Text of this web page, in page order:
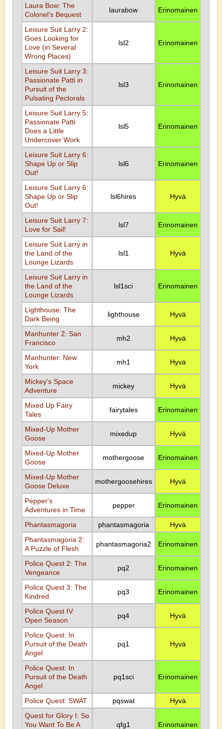
Laura Bow: The
Colonel's Bequest
laurabow Erinomainen
Leisure Suit Larry 2:
Goes Looking for
Love (in Several
Wrong Places)
lsl2 Erinomainen
Leisure Suit Larry 3:
Passionate Patti in
Pursuit of the
Pulsating Pectorals
lsl3 Erinomainen
Leisure Suit Larry 5:
Passionate Patti
Does a Little
Undercover Work
lsl5 Erinomainen
Leisure Suit Larry 6:
Shape Up or Slip
Out!
lsl6 Erinomainen
Leisure Suit Larry 6:
Shape Up or Slip
Out!
lsl6hires Hyvä
Leisure Suit Larry 7:
Love for Sail!
lsl7 Erinomainen
Leisure Suit Larry in
the Land of the
Lounge Lizards
lsl1 Hyvä
Leisure Suit Larry in
the Land of the
Lounge Lizards
lsl1sci Erinomainen
Lighthouse: The
Dark Being
lighthouse Hyvä
Manhunter 2: San
Francisco
mh2 Hyvä
Manhunter: New
York
mh1 Hyvä
Mickey's Space
Adventure
mickey Hyvä
Mixed Up Fairy
Tales
fairytales Erinomainen
Mixed-Up Mother
Goose
mixedup Hyvä
Mixed-Up Mother
Goose
mothergoose Erinomainen
Mixed-Up Mother
Goose Deluxe
mothergoosehires Hyvä
Pepper's
Adventures in Time
pepper Erinomainen
Phantasmagoria phantasmagoria
Hyvä
Phantasmagoria 2:
A Puzzle of Flesh
phantasmagoria2 Erinomainen
Police Quest 2: The
Vengeance
pq2 Erinomainen
Police Quest 3: The
Kindred
pq3 Erinomainen
Police Quest IV:
Open Season
pq4 Hyvä
Police Quest: In
Pursuit of the Death
Angel
pq1 Hyvä
Police Quest: In
Pursuit of the Death
Angel
pq1sci Erinomainen
Police Quest: SWAT pqswat
Hyvä
Quest for Glory I: So
You Want To Be A
qfg1 Erinomainen